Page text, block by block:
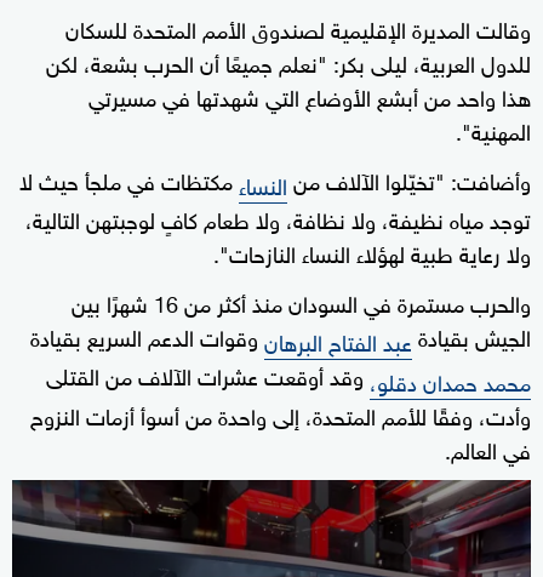
وقالت المديرة الإقليمية لصندوق الأمم المتحدة للسكان
للدول العربية، ليلى بكر: "نعلم جميعًا أن الحرب بشعة، لكن
هذا واحد من أبشع الأوضاع التي شهدتها في مسيرتي
المهنية".
وأضافت: "تخيّلوا الآلاف منالنساءمكتظات في ملجأ حيث لا
توجد مياه نظيفة، ولا نظافة، ولا طعام كافٍ لوجبتهن التالية،
ولا رعاية طبية لهؤلاء النساء النازحات".
والحرب مستمرة في السودان منذ أكثر من 16 شهرًا بين
الجيش بقيادةعبد الفتاح البرهانوقوات الدعم السريع بقيادة
محمد حمدان دقلو، وقد أوقعت عشرات الآلاف من القتلى
وأدت، وفقًا للأمم المتحدة، إلى واحدة من أسوأ أزمات النزوح
في العالم.
0
seconds